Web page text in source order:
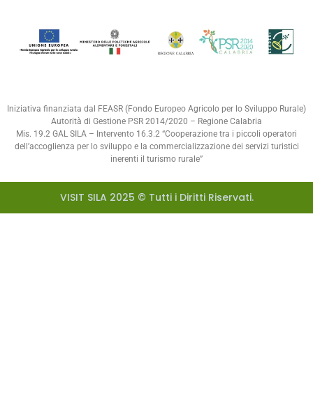
Iniziativa finanziata dal FEASR (Fondo Europeo Agricolo per lo Sviluppo Rurale)
Autorità di Gestione PSR 2014/2020 – Regione Calabria
Mis. 19.2 GAL SILA – Intervento 16.3.2 “Cooperazione tra i piccoli operatori
dell’accoglienza per lo sviluppo e la commercializzazione dei servizi turistici
inerenti il turismo rurale”
VISIT SILA 2025 © Tutti i Diritti Riservati.